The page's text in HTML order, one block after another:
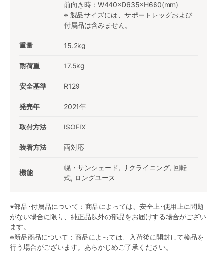
前向き時：W440×D635×H660(mm)
※ 製品サイズには、サポートレッグおよび
付属品は含みません。
重量 15.2kg
耐荷重 17.5kg
安全基準 R129
発売年 2021年
取付方法 ISOFIX
装着方法 両対応
機能
幌・サンシェード, リクライニング, 回転
式, ロングユース
※部品･付属品について：商品によっては、安全上･使用上に問題
がない場合に限り、純正品以外の部品をお届けする場合がござい
ます。
※新品商品について：商品によっては、入荷後に開封して検品を
行う場合がございます。あらかじめご了承ください。